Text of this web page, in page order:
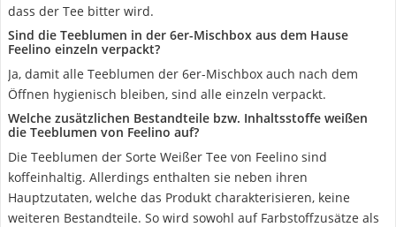
dass der Tee bitter wird.
Sind die Teeblumen in der 6er-Mischbox aus dem Hause
Feelino einzeln verpackt?
Ja, damit alle Teeblumen der 6er-Mischbox auch nach dem
Öffnen hygienisch bleiben, sind alle einzeln verpackt.
Welche zusätzlichen Bestandteile bzw. Inhaltsstoffe weißen
die Teeblumen von Feelino auf?
Die Teeblumen der Sorte Weißer Tee von Feelino sind
koffeinhaltig. Allerdings enthalten sie neben ihren
Hauptzutaten, welche das Produkt charakterisieren, keine
weiteren Bestandteile. So wird sowohl auf Farbstoffzusätze als